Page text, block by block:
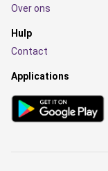
Over ons
Hulp
Contact
Applications